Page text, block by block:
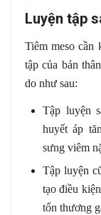
Luyện tập
Tiêm meso cần
tập của bản
do như sau:
Tập luyện
huyết áp
sưng viêm
Tập luyện
tạo điều
tổn thương